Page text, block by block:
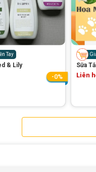
Tay
& Lily
-0%
Sữa
Liên